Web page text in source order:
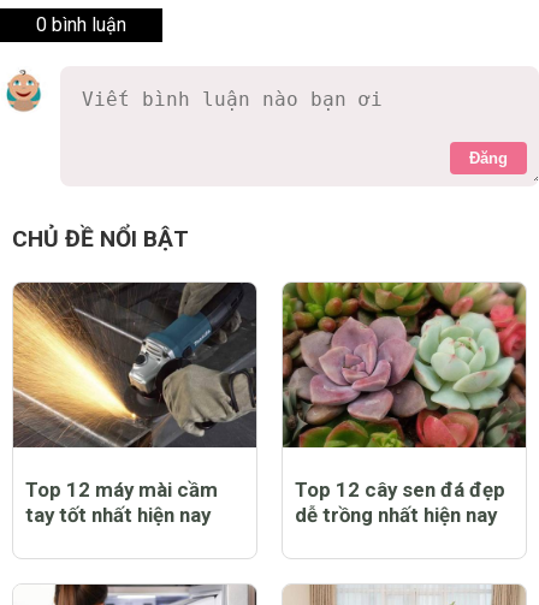
0 bình luận
Đăng
CHỦ ĐỀ NỔI BẬT
Top 12 máy mài cầm
tay tốt nhất hiện nay
Top 12 cây sen đá đẹp
dễ trồng nhất hiện nay